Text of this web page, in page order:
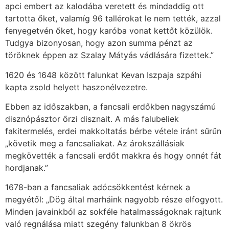
apci embert az kalodába veretett és mindaddig ott
tartotta őket, valamíg 96 tallérokat le nem tették, azzal
fenyegetvén őket, hogy karóba vonat kettőt közülök.
Tudgya bizonyosan, hogy azon summa pénzt az
töröknek éppen az Szalay Mátyás vádlására fizettek.”
1620 és 1648 között falunkat Kevan Iszpaja szpáhi
kapta zsold helyett haszonélvezetre.
Ebben az időszakban, a fancsali erdőkben nagyszámú
disznópásztor őrzi disznait. A más falubeliek
fakitermelés, erdei makkoltatás bérbe vétele iránt sűrűn
„követik meg a fancsaliakat. Az árokszállásiak
megkövették a fancsali erdőt makkra és hogy onnét fát
hordjanak.”
1678-ban a fancsaliak adócsökkentést kérnek a
megyétől: „Dög által marháink nagyobb része elfogyott.
Minden javainkból az sokféle hatalmasságoknak rajtunk
való regnálása miatt szegény falunkban 8 ökrös